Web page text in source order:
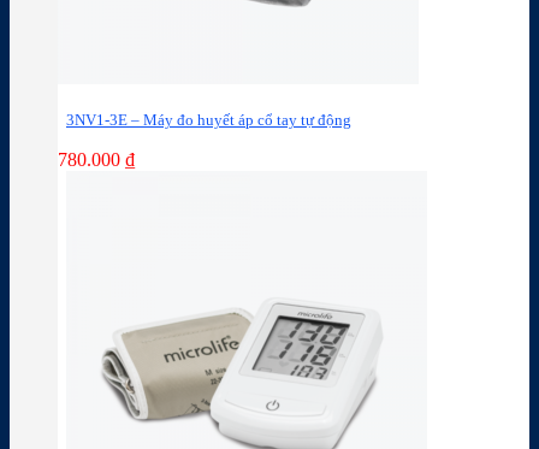
3NV1-3E – Máy đo huyết áp cổ tay tự động
780.000 ₫